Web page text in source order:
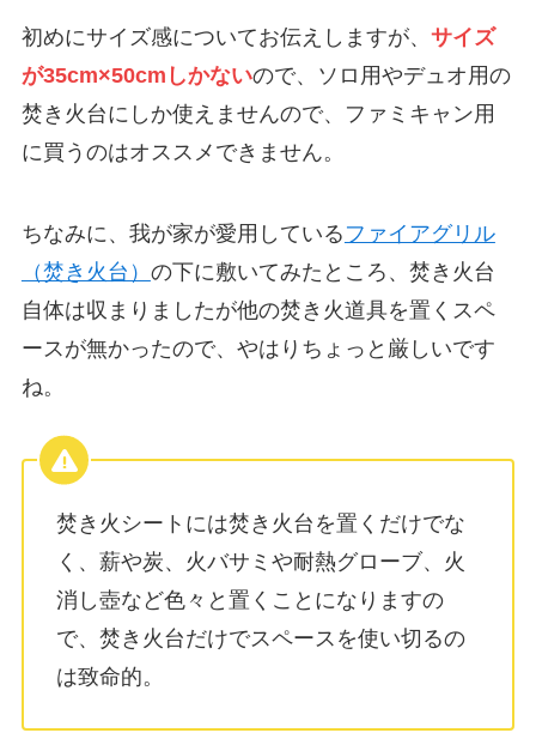
初めにサイズ感についてお伝えしますが、 サイズ
が35cm×50cmしかないので、ソロ用やデュオ用の
焚き火台にしか使えませんので、ファミキャン用
に買うのはオススメできません。
ちなみに、我が家が愛用している ファイアグリル
（焚き火台） の下に敷いてみたところ、焚き火台
自体は収まりましたが他の焚き火道具を置くスペ
ースが無かったので、やはりちょっと厳しいです
ね。
焚き火シートには焚き火台を置くだけでな
く、薪や炭、火バサミや耐熱グローブ、火
消し壺など色々と置くことになりますの
で、焚き火台だけでスペースを使い切るの
は致命的。